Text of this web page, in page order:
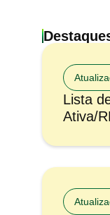
Lista
Ativa/